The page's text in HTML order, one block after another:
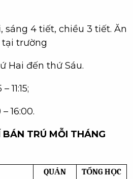
sáng 4 tiết, chiều 3 tiết. Ăn
trường
Hai đến thứ Sáu.
11:15;
16:00.
BÁN TRÚ MỖI THÁNG
QUẢN
TỔNG HỌC